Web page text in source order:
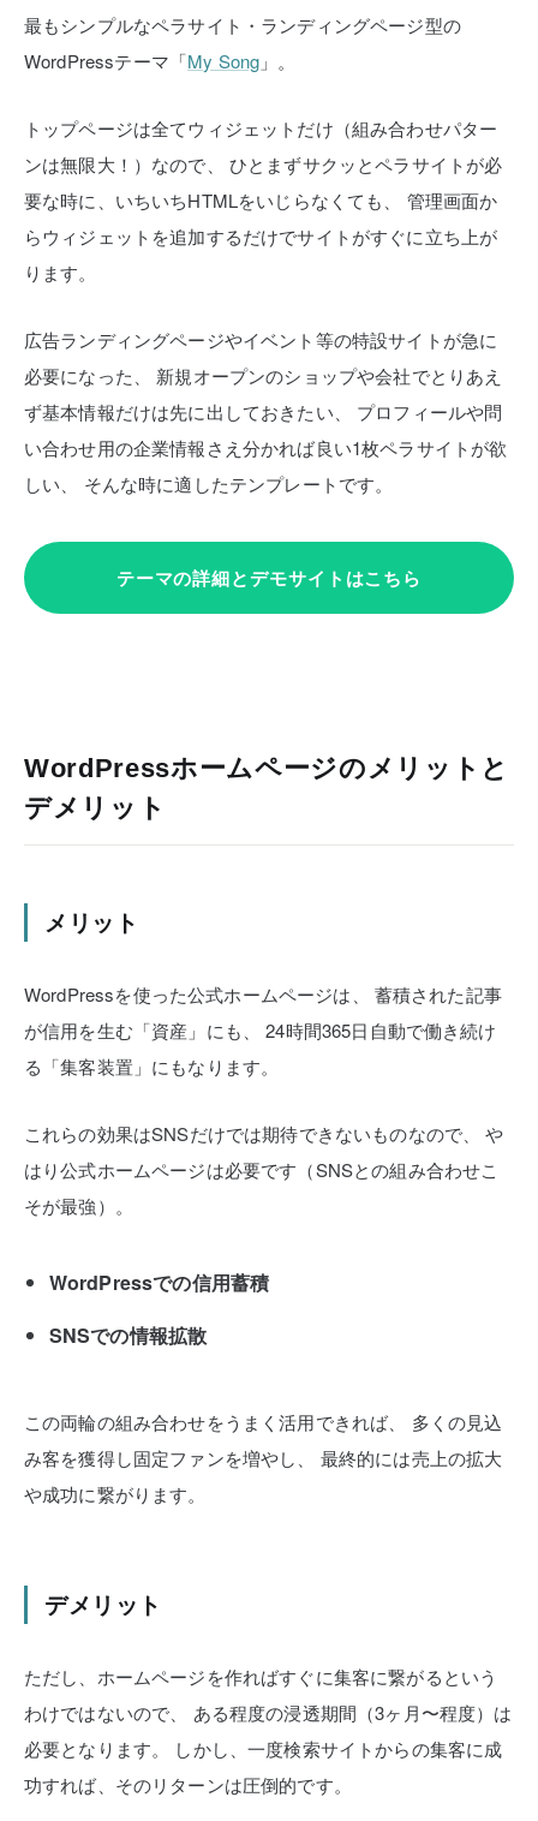
最もシンプルなペラサイト・ランディングページ型の
WordPressテーマ「My Song 」。
トップページは全てウィジェットだけ（組み合わせパター
ンは無限大！）なので、
ひとまずサクッとペラサイトが必
要な時に、いちいちHTMLをいじらなくても、
管理画面か
らウィジェットを追加するだけでサイトがすぐに立ち上が
ります。
広告ランディングページやイベント等の特設サイトが急に
必要になった、
新規オープンのショップや会社でとりあえ
ず基本情報だけは先に出しておきたい、
プロフィールや問
い合わせ用の企業情報さえ分かれば良い1枚ペラサイトが欲
しい、
そんな時に適したテンプレートです。
テーマの詳細とデモサイトはこちら
WordPressホームページのメリットと
デメリット
メリット
WordPressを使った公式ホームページは、
蓄積された記事
が信用を生む「資産」にも、
24時間365日自動で働き続け
る「集客装置」にもなります。
これらの効果はSNSだけでは期待できないものなので、
や
はり公式ホームページは必要です（SNSとの組み合わせこ
そが最強）。
WordPressでの信用蓄積
SNSでの情報拡散
この両輪の組み合わせをうまく活用できれば、
多くの見込
み客を獲得し固定ファンを増やし、
最終的には売上の拡大
や成功に繋がります。
デメリット
ただし、ホームページを作ればすぐに集客に繋がるという
わけではないので、
ある程度の浸透期間（3ヶ月〜程度）は
必要となります。
しかし、一度検索サイトからの集客に成
功すれば、そのリターンは圧倒的です。